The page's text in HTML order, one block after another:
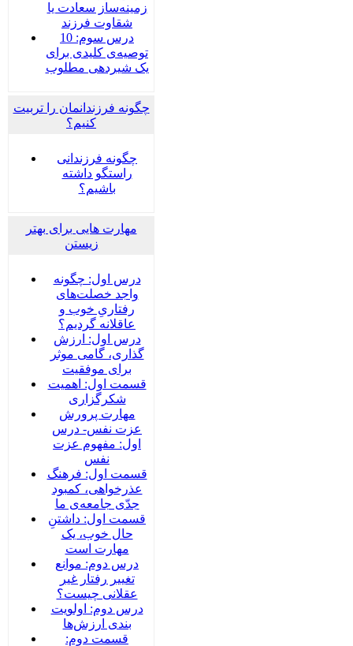
زمینه‌ساز سعادت یا
شقاوت فرزند
درس سوم: 10
توصیه‌ی کلیدی برای
یک شیردهی مطلوب
چگونه فرزندانمان را تربیت
کنیم؟
چگونه فرزندانی
راستگو داشته
باشیم؟
مهارت هایی برای بهتر
زیستن
درس اول: چگونه
واجد خصلت‌های
رفتاریِ خوب و
عاقلانه گردیم؟
درس اول: ارزش
گذاری، گامی موثر
برای موفقیت
قسمت اول: اهمیت
شکرگزاری
مهارت پرورش
عزت نفس- درس
اول: مفهوم عزت
نفس
قسمت اول: فرهنگ
عذرخواهی، کمبود
جدّی جامعه‌ی ما
قسمت اول: داشتنِ
حال خوب، یک
مهارت است
درس دوم: موانع
تغییر رفتار غیر
عقلانی چیست؟
درس دوم: اولویت
بندی ارزش‌ها
قسمت دوم: